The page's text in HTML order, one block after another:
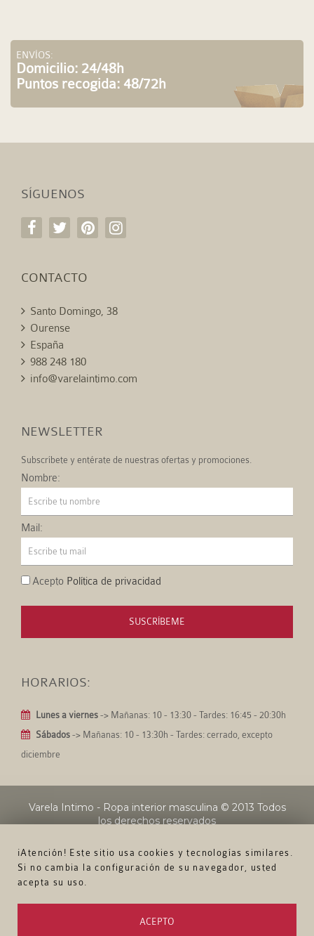
¡Atención! Este sitio usa cookies y tecnologías similares.
Si no cambia la configuración de su navegador, usted
acepta su uso.
ACEPTO
ENVÍOS:
Domicilio: 24/48h
Puntos recogida: 48/72h
SÍGUENOS
CONTACTO
Santo Domingo, 38
Ourense
España
988 248 180
info@varelaintimo.com
NEWSLETTER
Subscríbete y entérate de nuestras ofertas y promociones.
Nombre:
Mail:
Acepto Política de privacidad
SUSCRÍBEME
HORARIOS:
Lunes a viernes -> Mañanas: 10 - 13:30 - Tardes: 16:45 - 20:30h
Sábados -> Mañanas: 10 - 13:30h - Tardes: cerrado, excepto
diciembre
Varela Intimo - Ropa interior masculina © 2013 Todos
los derechos reservados